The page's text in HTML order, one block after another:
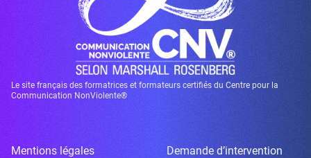
Le site français des formatrices et formateurs certifiés du Centre pour la
Communication NonViolente®
Mentions légales
Demande d’intervention